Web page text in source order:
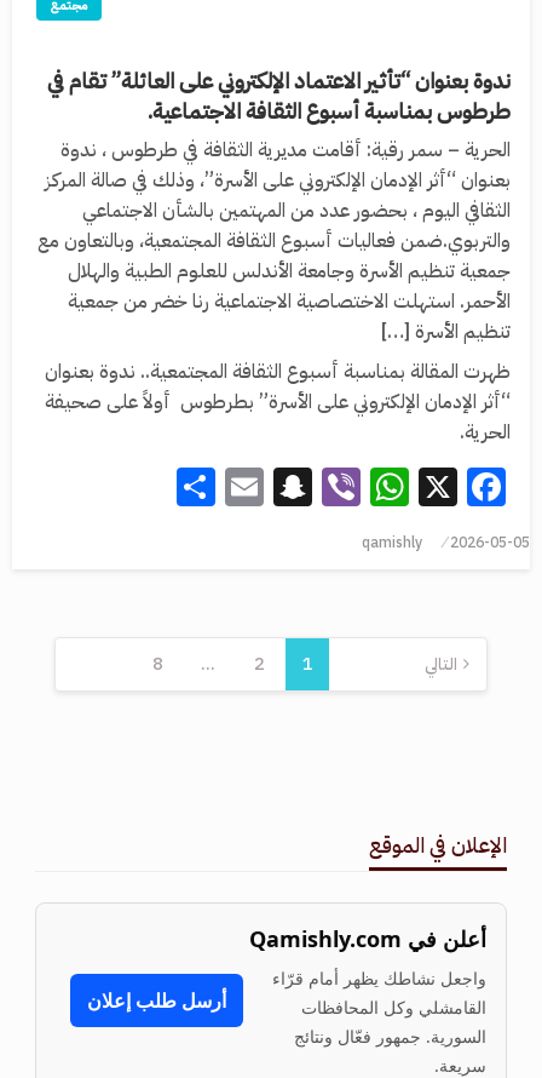
مجتمع
ندوة بعنوان “تأثير الاعتماد الإلكتروني على العائلة” تقام في
طرطوس بمناسبة أسبوع الثقافة الاجتماعية.
الحرية – سمر رقية: أقامت مديرية الثقافة في طرطوس ، ندوة
بعنوان “أثر الإدمان الإلكتروني على الأسرة”، وذلك في صالة المركز
الثقافي اليوم ، بحضور عدد من المهتمين بالشأن الاجتماعي
والتربوي.ضمن فعاليات أسبوع الثقافة المجتمعية، وبالتعاون مع
جمعية تنظيم الأسرة وجامعة الأندلس للعلوم الطبية والهلال
الأحمر. استهلت الاختصاصية الاجتماعية رنا خضر من جمعية
تنظيم الأسرة […]
ظهرت المقالة بمناسبة أسبوع الثقافة المجتمعية.. ندوة بعنوان
“أثر الإدمان الإلكتروني على الأسرة” بطرطوس أولاً على صحيفة
الحرية.
Facebook
X
WhatsApp
Viber
Snapchat
Email
2026-05-05
qamishly
1
2
…
8 التالي
الإعلان في الموقع
أعلن في Qamishly.com
واجعل نشاطك يظهر أمام قرّاء
القامشلي وكل المحافظات
السورية. جمهور فعّال ونتائج
سريعة.
أرسل طلب إعلان